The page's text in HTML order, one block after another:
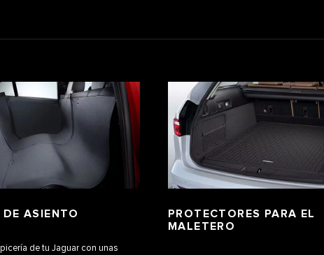
DE ASIENTO
de tu Jaguar con unas
PROTECTORES PARA EL
MALETERO